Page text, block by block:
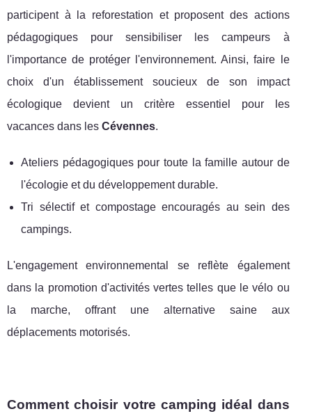
participent à la reforestation et proposent des actions
pédagogiques pour sensibiliser les campeurs à
l'importance de protéger l'environnement. Ainsi, faire le
choix d'un établissement soucieux de son impact
écologique devient un critère essentiel pour les
vacances dans les Cévennes.
Ateliers pédagogiques pour toute la famille autour de
l'écologie et du développement durable.
Tri sélectif et compostage encouragés au sein des
campings.
L'engagement environnemental se reflète également
dans la promotion d'activités vertes telles que le vélo ou
la marche, offrant une alternative saine aux
déplacements motorisés.
Comment choisir votre camping idéal dans